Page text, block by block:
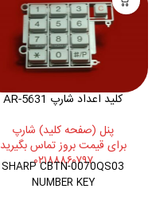
کلید اعداد شارپ AR-5631
پنل (صفحه کليد) شارپ
برای قیمت بروز تماس بگیرید
۰۲۱۸۸۸۶۰۷۹۷
SHARP CBTN-0070QS03
NUMBER KEY